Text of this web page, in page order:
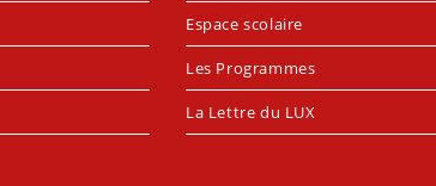
Espace scolaire
Les Programmes
La Lettre du LUX